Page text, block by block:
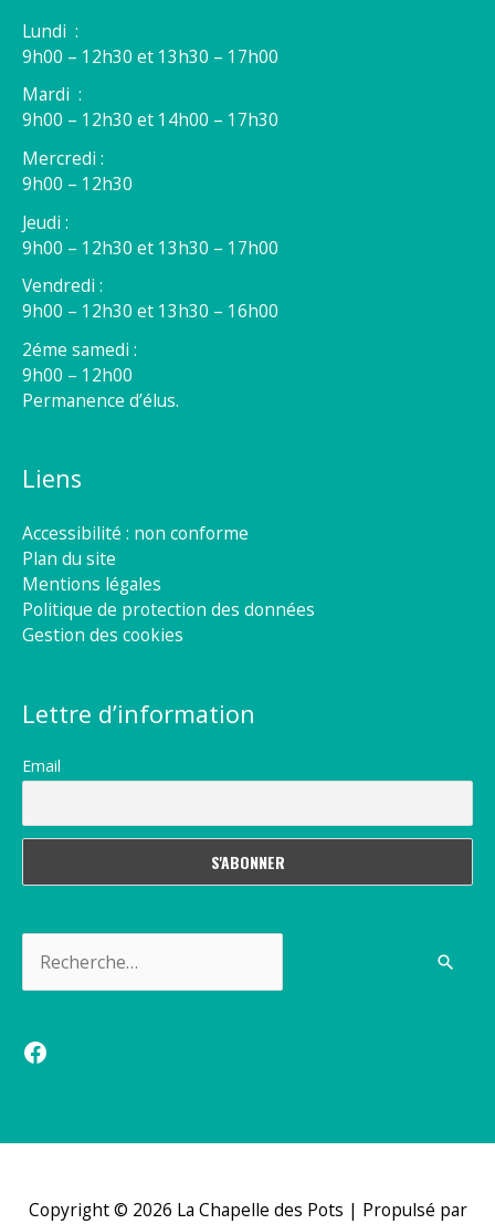
Lundi :
9h00 – 12h30 et 13h30 – 17h00
Mardi :
9h00 – 12h30 et 14h00 – 17h30
Mercredi :
9h00 – 12h30
Jeudi :
9h00 – 12h30 et 13h30 – 17h00
Vendredi :
9h00 – 12h30 et 13h30 – 16h00
2éme samedi :
9h00 – 12h00
Permanence d’élus.
Liens
Accessibilité : non conforme
Plan du site
Mentions légales
Politique de protection des données
Gestion des cookies
Lettre d’information
Email
Facebook
Copyright © 2026 La Chapelle des Pots | Propulsé par